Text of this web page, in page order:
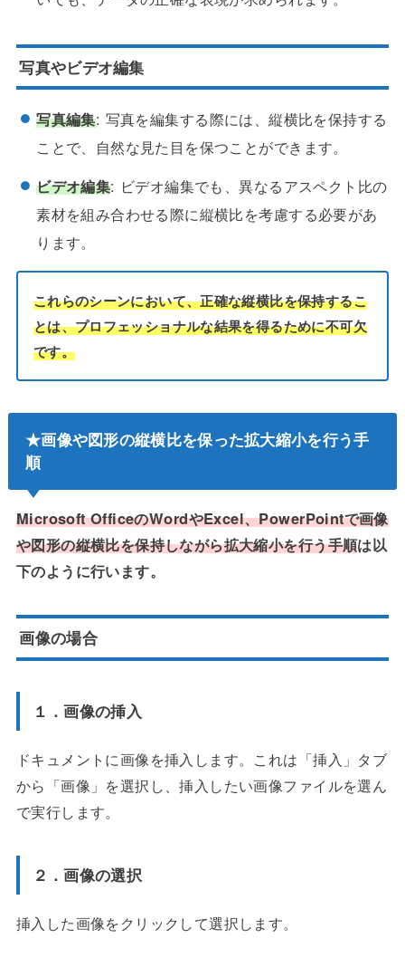
写真やビデオ編集
写真編集: 写真を編集する際には、縦横比を保持する
ことで、自然な見た目を保つことができます。
ビデオ編集: ビデオ編集でも、異なるアスペクト比の
素材を組み合わせる際に縦横比を考慮する必要があ
ります。
これらのシーンにおいて、正確な縦横比を保持するこ
とは、プロフェッショナルな結果を得るために不可欠
です。
★画像や図形の縦横比を保った拡大縮小を行う手
順
Microsoft OfficeのWordやExcel、PowerPointで画像
や図形の縦横比を保持しながら拡大縮小を行う手順は以
下のように行います。
画像の場合
１．画像の挿入
ドキュメントに画像を挿入します。これは「挿入」タブ
から「画像」を選択し、挿入したい画像ファイルを選ん
で実行します。
２．画像の選択
挿入した画像をクリックして選択します。